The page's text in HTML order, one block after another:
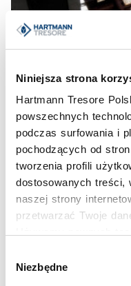
Niniejsza strona
Hartmann Tresore
powszechnych
podczas surfowania i
pochodzących od
tworzenia profili
dostosowanych treści,
naszej strony
przetwarzać Twoje
zgody
Niezbędne